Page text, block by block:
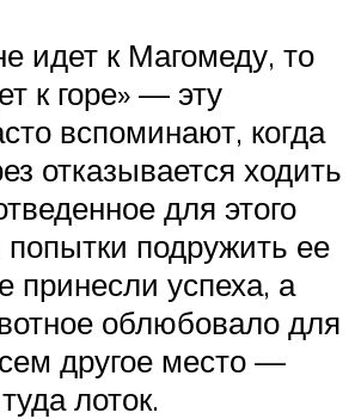
идет к Магомеду, то
к горе» — эту
вспоминают, когда
отказывается ходить
для этого
подружить ее
принесли успеха, а
облюбовало для
другое место —
лоток.